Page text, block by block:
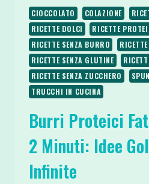
CIOCCOLATO COLAZIONE
RICETTE DOLCI
RICETTE
RICETTE SENZA BURRO
RICETTE SENZA GLUTINE
RICETTE SENZA ZUCCHERO
TRUCCHI IN CUCINA
Burri Proteici
2 Minuti: Idee
Infinite